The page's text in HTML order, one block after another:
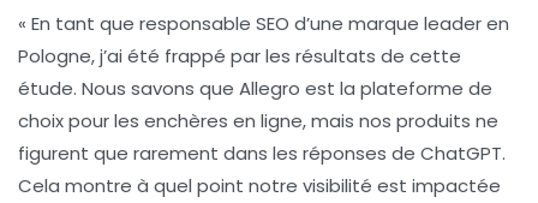
« En tant que responsable SEO d’une marque leader en
Pologne, j’ai été frappé par les résultats de cette
étude. Nous savons que Allegro est la plateforme de
choix pour les enchères en ligne, mais nos produits ne
figurent que rarement dans les réponses de ChatGPT.
Cela montre à quel point notre visibilité est impactée